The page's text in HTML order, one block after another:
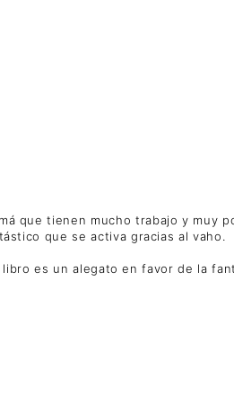
que tienen mucho trabajo y muy
que se activa gracias al vaho.
es un alegato en favor de la